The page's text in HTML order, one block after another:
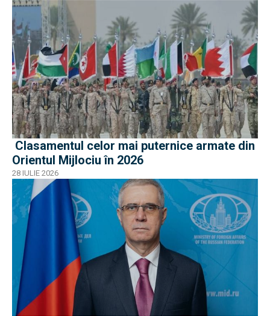
Clasamentul celor mai puternice armate din
Orientul Mijlociu în 2026
28 IULIE 2026